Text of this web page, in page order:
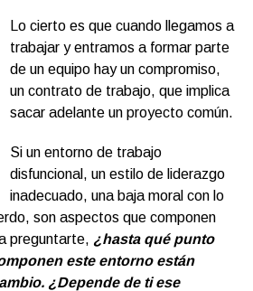
Lo cierto es que cuando llegamos a
trabajar y entramos a formar parte
de un equipo hay un compromiso,
un contrato de trabajo, que implica
sacar adelante un proyecto común.
Si un entorno de trabajo
disfuncional, un estilo de liderazgo
inadecuado, una baja moral con lo
son aspectos que componen
preguntarte, ¿hasta qué punto
este entorno están
¿Depende de ti ese